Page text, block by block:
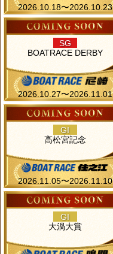
2026.10.18〜2026.10.23
SG
BOATRACE DERBY
2026.10.27〜2026.11.01
GI
高松宮記念
2026.11.05〜2026.11.10
GI
大渦大賞